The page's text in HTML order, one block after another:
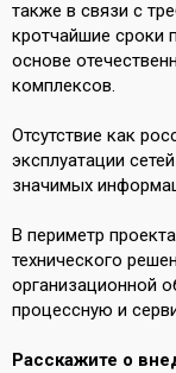
также в связи с
кротчайшие сроки
основе
комплексов.
Отсутствие как
эксплуатации
значимых
В периметр
технического
организационной
процессную и
Расскажите о